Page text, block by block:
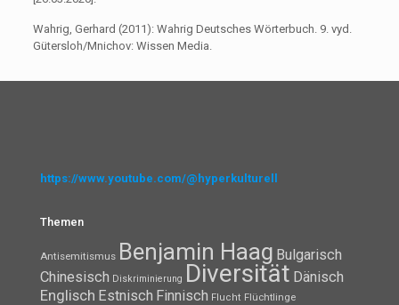
Wahrig, Gerhard (2011): Wahrig Deutsches Wörterbuch. 9. vyd.
Gütersloh/Mnichov: Wissen Media.
https://www.youtube.com/@hyperkulturell
Themen
Antisemitismus Benjamin Haag Bulgarisch
Chinesisch Diskriminierung Diversität Dänisch
Englisch Estnisch Finnisch Flucht Flüchtlinge